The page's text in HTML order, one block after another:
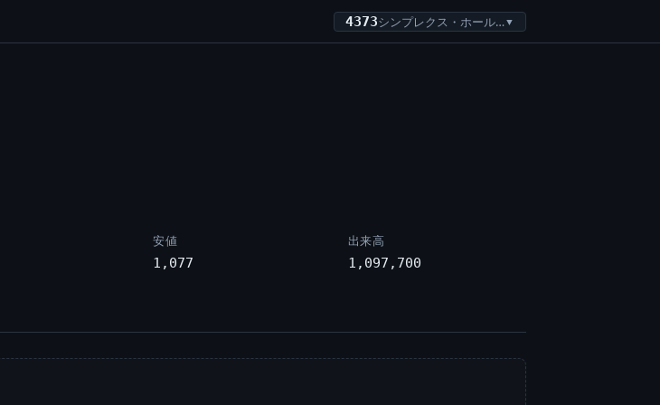
4373 シンプレクス・ホールディングス▼
安値
1,077
出来高
1,097,700